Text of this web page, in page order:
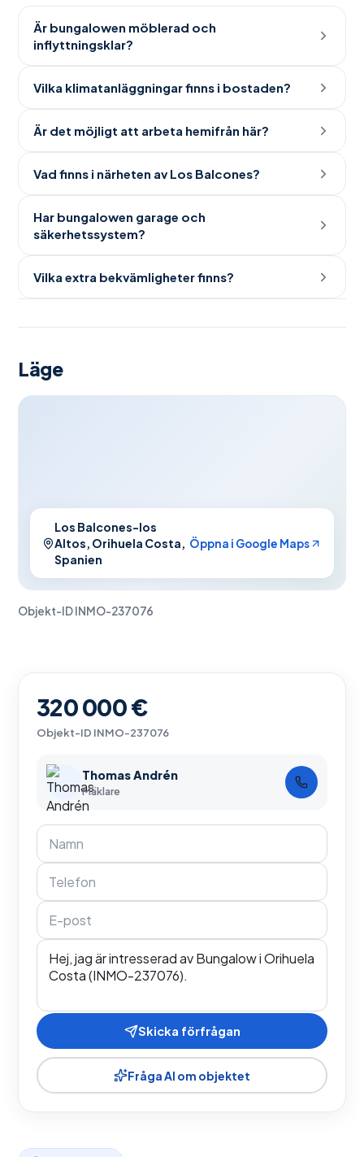
Är bungalowen möblerad och
inflyttningsklar?
Vilka klimatanläggningar finns i bostaden?
Är det möjligt att arbeta hemifrån här?
Vad finns i närheten av Los Balcones?
Har bungalowen garage och
säkerhetssystem?
Vilka extra bekvämligheter finns?
Läge
Los Balcones-los
Altos, Orihuela Costa,
Spanien
Öppna i Google Maps
Objekt-IDINMO-237076
320 000 €
Objekt-ID INMO-237076
Thomas Andrén
Mäklare
Skicka förfrågan
Fråga AI om objektet